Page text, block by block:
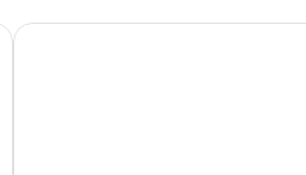
HOTEL MYEONGDONGJANG